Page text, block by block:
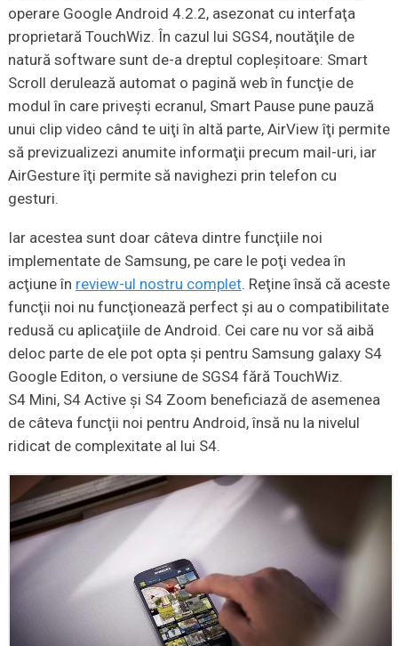
operare Google Android 4.2.2, asezonat cu interfaţa
proprietară TouchWiz. În cazul lui SGS4, noutăţile de
natură software sunt de-a dreptul copleşitoare: Smart
Scroll derulează automat o pagină web în funcţie de
modul în care priveşti ecranul, Smart Pause pune pauză
unui clip video când te uiţi în altă parte, AirView îţi permite
să previzualizezi anumite informaţii precum mail-uri, iar
AirGesture îţi permite să navighezi prin telefon cu
gesturi.
Iar acestea sunt doar câteva dintre funcţiile noi
implementate de Samsung, pe care le poţi vedea în
acţiune în review-ul nostru complet. Reţine însă că aceste
funcţii noi nu funcţionează perfect şi au o compatibilitate
redusă cu aplicaţiile de Android. Cei care nu vor să aibă
deloc parte de ele pot opta şi pentru Samsung galaxy S4
Google Editon, o versiune de SGS4 fără TouchWiz.
S4 Mini, S4 Active şi S4 Zoom beneficiază de asemenea
de câteva funcţii noi pentru Android, însă nu la nivelul
ridicat de complexitate al lui S4.